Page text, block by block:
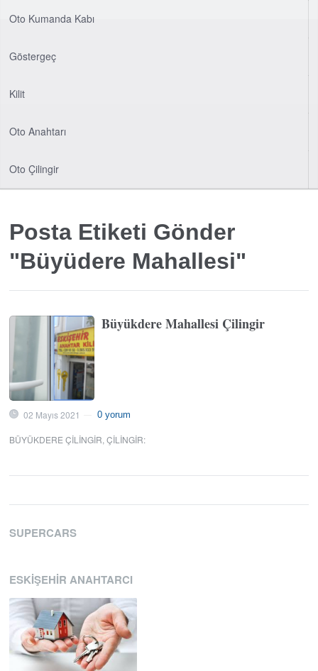
Oto Kumanda Kabı
Göstergeç
Kilit
Oto Anahtarı
Oto Çilingir
Posta Etiketi Gönder
"Büyüdere Mahallesi"
Büyükdere Mahallesi Çilingir
02 Mayıs 2021 0 yorum
BÜYÜKDERE ÇILINGIR,ÇILINGIR:
SUPERCARS
ESKIŞEHIR ANAHTARCI